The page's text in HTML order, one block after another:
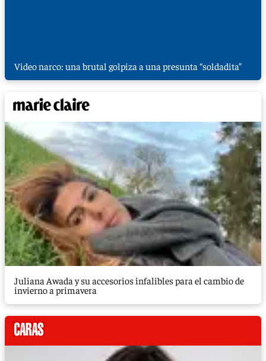
Video narco: una brutal golpiza a una presunta “soldadita”
Juliana Awada y su accesorios infalibles para el cambio de
invierno a primavera